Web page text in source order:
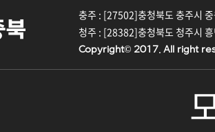
충주 : [27502]충청북도 충주시
청주 : [28382]충청북도 청주시
Copyright© 2017. All right